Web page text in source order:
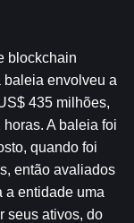
blockchain
baleia envolveu a
435 milhões,
A baleia foi
quando foi
então avaliados
a entidade uma
seus ativos, do